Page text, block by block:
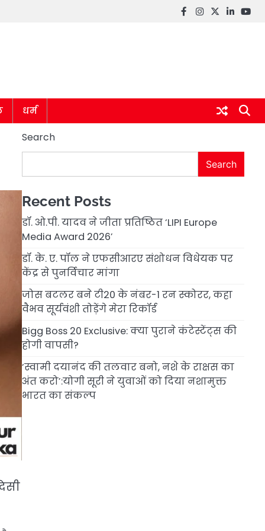
Facebook
instagram
twitter
linkedin
धर्म
Search
Search
Recent Posts
डॉ. ओ.पी. यादव ने जीता प्रतिष्ठित ‘LIPI Europe
Media Award 2026’
डॉ. के. ए. पॉल ने एफसीआरए संशोधन विधेयक पर
केंद्र से पुनर्विचार मांगा
जोस बटलर बने टी20 के नंबर-1 रन स्कोरर, कहा
वैभव सूर्यवंशी तोड़ेंगे मेरा रिकॉर्ड
Bigg Boss 20 Exclusive: क्या पुराने कंटेस्टेंट्स की
होगी वापसी?
‘स्वामी दयानंद की तलवार बनो, नशे के राक्षस का
अंत करो’:योगी सूरी ने युवाओं को दिया नशामुक्त
भारत का संकल्प